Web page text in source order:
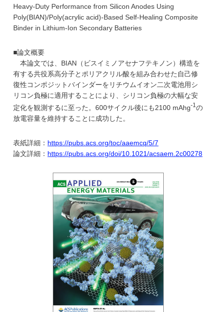
Heavy-Duty Performance from Silicon Anodes Using
Poly(BIAN)/Poly(acrylic acid)-Based Self-Healing Composite
Binder in Lithium-Ion Secondary Batteries
■論文概要
本論文では、BIAN（ビスイミノアセナフテキノン）構造を
有する共役系高分子とポリアクリル酸を組み合わせた自己修
復性コンポジットバインダーをリチウムイオン二次電池用シ
リコン負極に適用することにより、シリコン負極の大幅な安
定化を観測するに至った。600サイクル後にも2100 mAhg-1 の
放電容量を維持することに成功した。
表紙詳細： https://pubs.acs.org/toc/aaemcq/5/7
論文詳細： https://pubs.acs.org/doi/10.1021/acsaem.2c00278